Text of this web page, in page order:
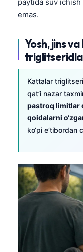
emas.
Yosh, jins
Kattalar
qat’i nazar
pastroq limitlar
qoidalarni
ko‘pi